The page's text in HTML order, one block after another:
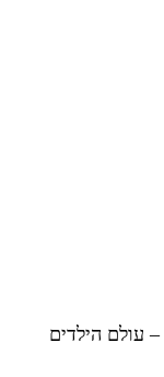
עולם הילדים